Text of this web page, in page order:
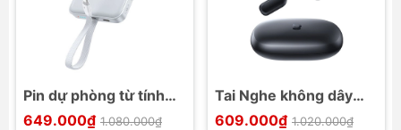
Pin dự phòng từ tính
Baseus EnerFill FM11
649.000₫ 1.080.000₫
Tai Nghe không dây
Baseus Eli 2i Fit Open-
609.000₫ 1.020.000₫